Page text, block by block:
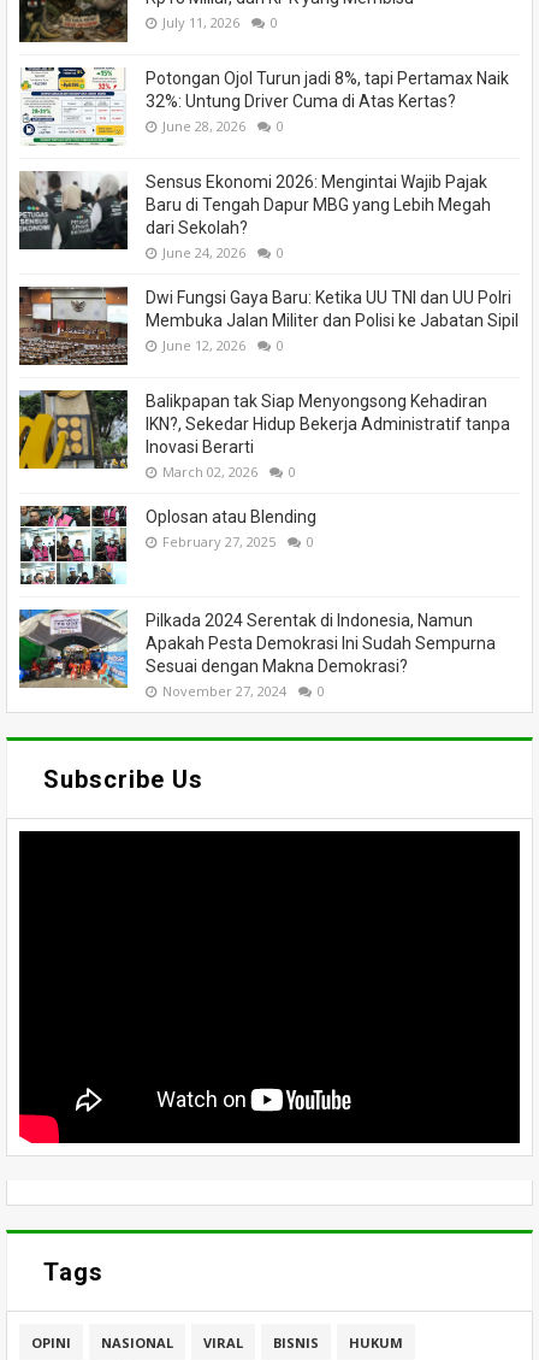
July 11, 2026 0
Potongan Ojol Turun jadi 8%, tapi Pertamax Naik
32%: Untung Driver Cuma di Atas Kertas?
June 28, 2026 0
Sensus Ekonomi 2026: Mengintai Wajib Pajak
Baru di Tengah Dapur MBG yang Lebih Megah
dari Sekolah?
June 24, 2026 0
Dwi Fungsi Gaya Baru: Ketika UU TNI dan UU Polri
Membuka Jalan Militer dan Polisi ke Jabatan Sipil
June 12, 2026 0
Balikpapan tak Siap Menyongsong Kehadiran
IKN?, Sekedar Hidup Bekerja Administratif tanpa
Inovasi Berarti
March 02, 2026 0
Oplosan atau Blending
February 27, 2025 0
Pilkada 2024 Serentak di Indonesia, Namun
Apakah Pesta Demokrasi Ini Sudah Sempurna
Sesuai dengan Makna Demokrasi?
November 27, 2024 0
Subscribe Us
Tags
OPINI NASIONAL VIRAL BISNIS HUKUM